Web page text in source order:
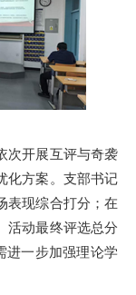
次开展互评与奇袭
化方案。支部书记
表现综合打分；在
活动最终评选总分
进一步加强理论学